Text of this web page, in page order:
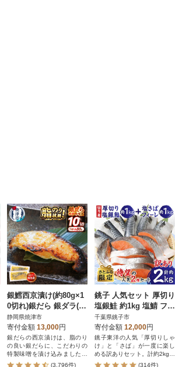
銀鱈西京漬け(約80g×1
0切れ)銀だら 銀ダラ(a1
2-145)
静岡県焼津市
寄付金額 13,000円
銀だらの西京漬けは、脂のり
の良い銀だらに、こだわりの
特製味噌を漬け込みました。
柔らかい身と味噌のコクがご
(3,796件)
銚子 人気セット 厚切り
塩銀鮭 約1kg 塩鯖 フィ
ーレ約1kg 合計約2.0kg
【さとふる限定】
千葉県銚子市
寄付金額 12,000円
銚子東洋の人気「厚切りしゃ
け」と「さば」が一度に楽し
める訳ありセット。計約2kgを
お届けします!
(314件)